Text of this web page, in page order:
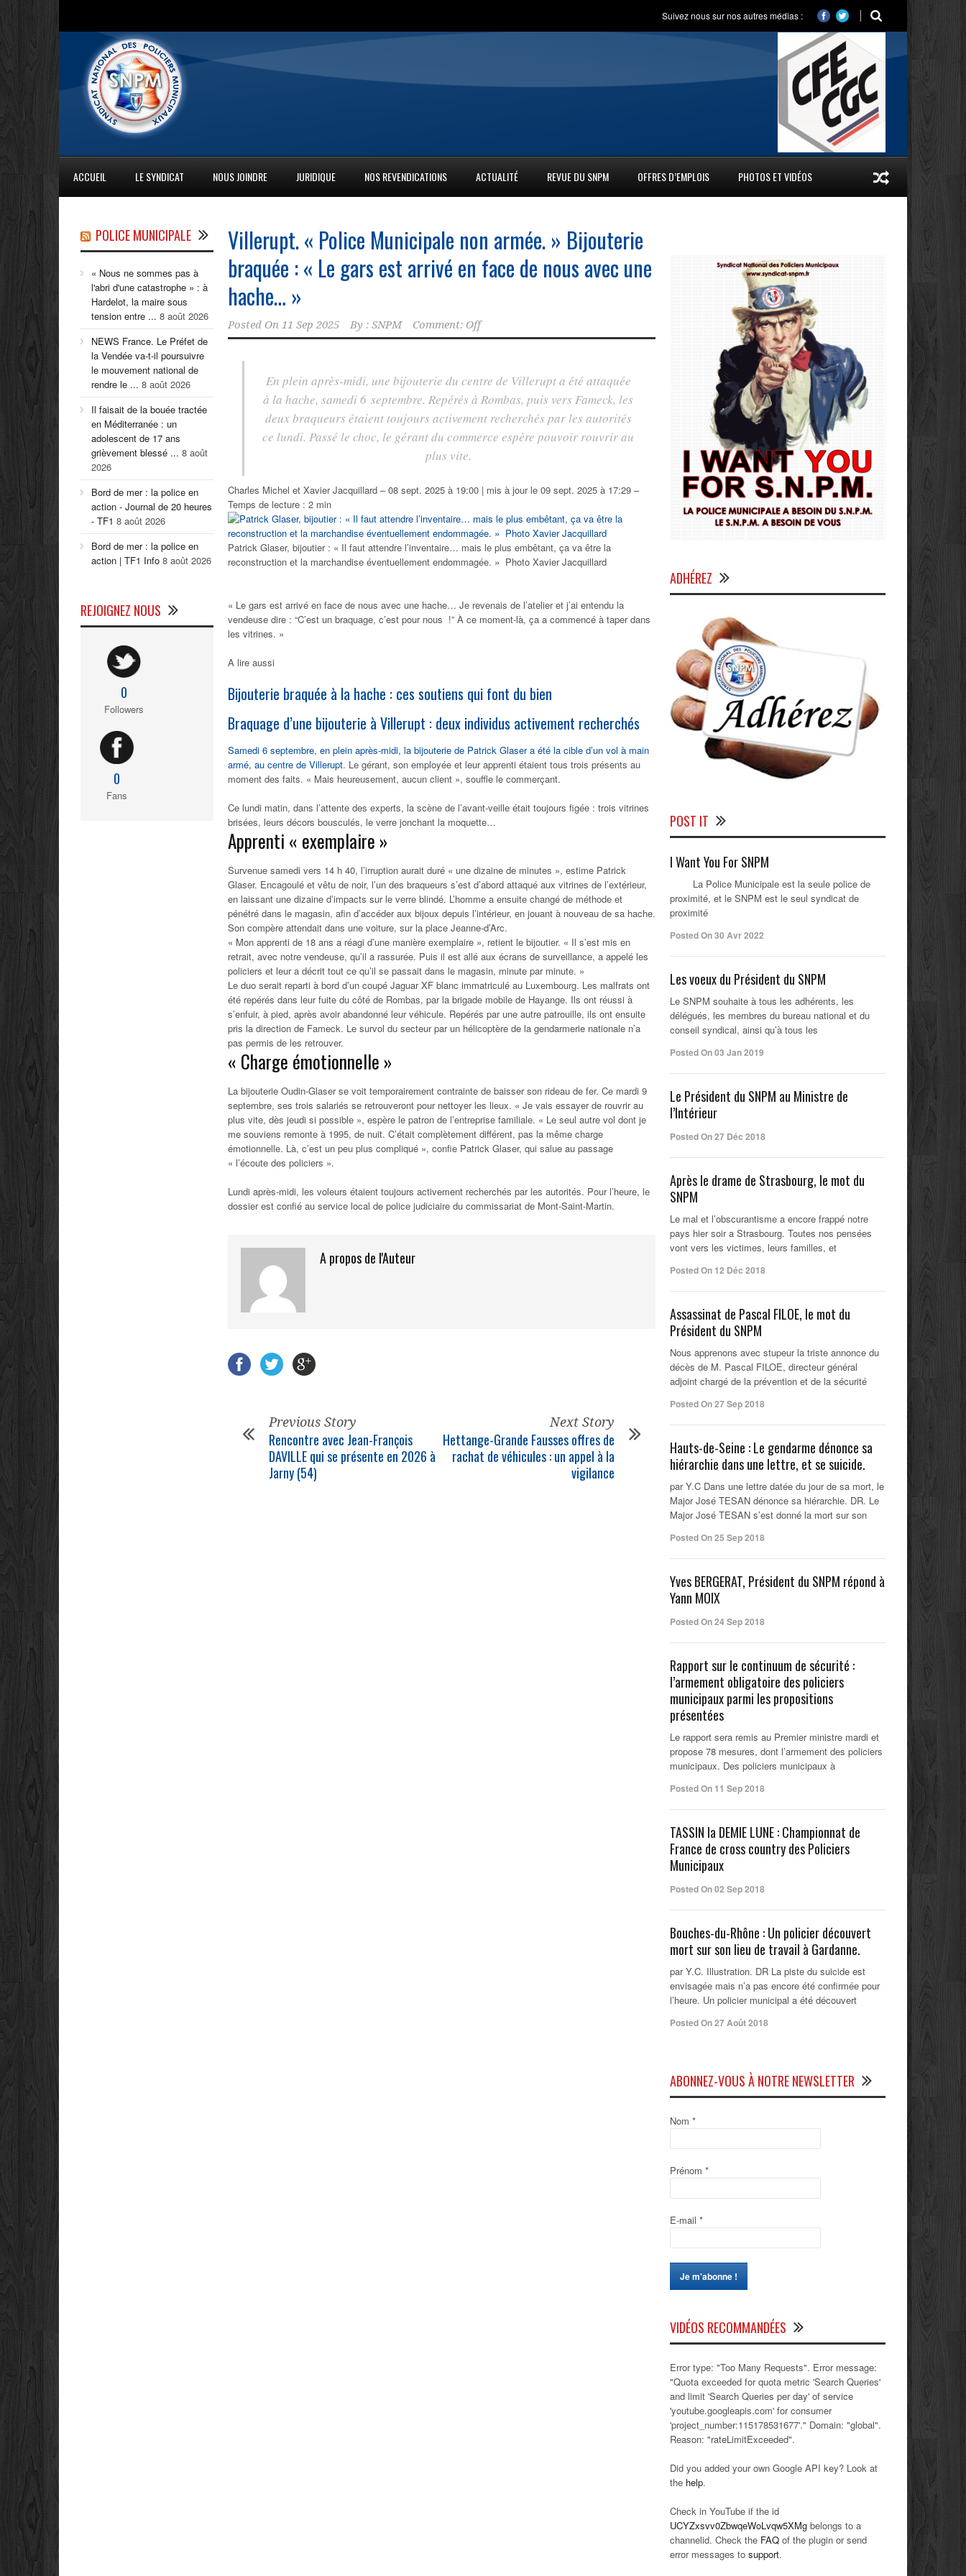
Suivez nous sur nos autres médias :
ACCUEIL LE SYNDICAT NOUS JOINDRE JURIDIQUE NOS REVENDICATIONS ACTUALITÉ REVUE DU SNPM OFFRES D’EMPLOIS PHOTOS ET VIDÉOS
Villerupt. « Police Municipale non armée. » Bijouterie
braquée : « Le gars est arrivé en face de nous avec une
hache… »
Posted On 11 Sep 2025 By : SNPM Comment: Off
En plein après-midi, une bijouterie du centre de Villerupt a été attaquée
à la hache, samedi 6 septembre. Repérés à Rombas, puis vers Fameck, les
deux braqueurs étaient toujours activement recherchés par les autorités
ce lundi. Passé le choc, le gérant du commerce espère pouvoir rouvrir au
plus vite.
Charles Michel et Xavier Jacquillard –08 sept. 2025 à 19:00 | mis à jour le 09 sept. 2025 à 17:29 –
Temps de lecture : 2 min
Patrick Glaser, bijoutier : « Il faut attendre l’inventaire… mais le plus embêtant, ça va être la
reconstruction et la marchandise éventuellement endommagée. » Photo Xavier Jacquillard
« Le gars est arrivé en face de nous avec une hache… Je revenais de l’atelier et j’ai entendu la
vendeuse dire : “C’est un braquage, c’est pour nous !” À ce moment-là, ça a commencé à taper dans
les vitrines. »
A lire aussi
Bijouterie braquée à la hache : ces soutiens qui font du bien
Braquage d’une bijouterie à Villerupt : deux individus activement recherchés
Samedi 6 septembre, en plein après-midi, la bijouterie de Patrick Glaser a été la cible d’un vol à main
armé, au centre de Villerupt. Le gérant, son employée et leur apprenti étaient tous trois présents au
moment des faits. « Mais heureusement, aucun client », souffle le commerçant.
Ce lundi matin, dans l’attente des experts, la scène de l’avant-veille était toujours figée : trois vitrines
brisées, leurs décors bousculés, le verre jonchant la moquette…
Apprenti « exemplaire »
Survenue samedi vers 14 h 40, l’irruption aurait duré « une dizaine de minutes », estime Patrick
Glaser. Encagoulé et vêtu de noir, l’un des braqueurs s’est d’abord attaqué aux vitrines de l’extérieur,
en laissant une dizaine d’impacts sur le verre blindé. L’homme a ensuite changé de méthode et
pénétré dans le magasin, afin d’accéder aux bijoux depuis l’intérieur, en jouant à nouveau de sa hache.
Son compère attendait dans une voiture, sur la place Jeanne-d’Arc.
« Mon apprenti de 18 ans a réagi d’une manière exemplaire », retient le bijoutier. « Il s’est mis en
retrait, avec notre vendeuse, qu’il a rassurée. Puis il est allé aux écrans de surveillance, a appelé les
policiers et leur a décrit tout ce qu’il se passait dans le magasin, minute par minute. »
Le duo serait reparti à bord d’un coupé Jaguar XF blanc immatriculé au Luxembourg. Les malfrats ont
été repérés dans leur fuite du côté de Rombas, par la brigade mobile de Hayange. Ils ont réussi à
s’enfuir, à pied, après avoir abandonné leur véhicule. Repérés par une autre patrouille, ils ont ensuite
pris la direction de Fameck. Le survol du secteur par un hélicoptère de la gendarmerie nationale n’a
pas permis de les retrouver.
« Charge émotionnelle »
La bijouterie Oudin-Glaser se voit temporairement contrainte de baisser son rideau de fer. Ce mardi 9
septembre, ses trois salariés se retrouveront pour nettoyer les lieux. « Je vais essayer de rouvrir au
plus vite, dès jeudi si possible », espère le patron de l’entreprise familiale. « Le seul autre vol dont je
me souviens remonte à 1995, de nuit. C’était complètement différent, pas la même charge
émotionnelle. Là, c’est un peu plus compliqué », confie Patrick Glaser, qui salue au passage
« l’écoute des policiers ».
Lundi après-midi, les voleurs étaient toujours activement recherchés par les autorités. Pour l’heure, le
dossier est confié au service local de police judiciaire du commissariat de Mont-Saint-Martin.
A propos de l'Auteur
Previous Story
Rencontre avec Jean-François
DAVILLE qui se présente en 2026 à
Jarny (54)
Next Story
Hettange-Grande Fausses offres de
rachat de véhicules : un appel à la
vigilance
POLICE MUNICIPALE
« Nous ne sommes pas à
l'abri d'une catastrophe » : à
Hardelot, la maire sous
tension entre ... 8 août 2026
NEWS France. Le Préfet de
la Vendée va-t-il poursuivre
le mouvement national de
rendre le ... 8 août 2026
Il faisait de la bouée tractée
en Méditerranée : un
adolescent de 17 ans
grièvement blessé ... 8 août
2026
Bord de mer : la police en
action - Journal de 20 heures
- TF1 8 août 2026
Bord de mer : la police en
action | TF1 Info 8 août 2026
REJOIGNEZ NOUS
0
Followers
0
Fans
ADHÉREZ
POST IT
I Want You For SNPM
La Police Municipale est la seule police de
proximité, et le SNPM est le seul syndicat de
proximité
Posted On 30 Avr 2022
Les voeux du Président du SNPM
Le SNPM souhaite à tous les adhérents, les
délégués, les membres du bureau national et du
conseil syndical, ainsi qu’à tous les
Posted On 03 Jan 2019
Le Président du SNPM au Ministre de
l’Intérieur
Posted On 27 Déc 2018
Après le drame de Strasbourg, le mot du
SNPM
Le mal et l’obscurantisme a encore frappé notre
pays hier soir a Strasbourg. Toutes nos pensées
vont vers les victimes, leurs familles, et
Posted On 12 Déc 2018
Assassinat de Pascal FILOE, le mot du
Président du SNPM
Nous apprenons avec stupeur la triste annonce du
décès de M. Pascal FILOE, directeur général
adjoint chargé de la prévention et de la sécurité
Posted On 27 Sep 2018
Hauts-de-Seine : Le gendarme dénonce sa
hiérarchie dans une lettre, et se suicide.
par Y.C Dans une lettre datée du jour de sa mort, le
Major José TESAN dénonce sa hiérarchie. DR. Le
Major José TESAN s’est donné la mort sur son
Posted On 25 Sep 2018
Yves BERGERAT, Président du SNPM répond à
Yann MOIX
Posted On 24 Sep 2018
Rapport sur le continuum de sécurité :
l’armement obligatoire des policiers
municipaux parmi les propositions
présentées
Le rapport sera remis au Premier ministre mardi et
propose 78 mesures, dont l’armement des policiers
municipaux. Des policiers municipaux à
Posted On 11 Sep 2018
TASSIN la DEMIE LUNE : Championnat de
France de cross country des Policiers
Municipaux
Posted On 02 Sep 2018
Bouches-du-Rhône : Un policier découvert
mort sur son lieu de travail à Gardanne.
par Y.C. Illustration. DR La piste du suicide est
envisagée mais n’a pas encore été confirmée pour
l’heure. Un policier municipal a été découvert
Posted On 27 Août 2018
ABONNEZ-VOUS À NOTRE NEWSLETTER
Nom *
Prénom *
E-mail *
VIDÉOS RECOMMANDÉES
Error type: "Too Many Requests". Error message:
"Quota exceeded for quota metric 'Search Queries'
and limit 'Search Queries per day' of service
'youtube.googleapis.com' for consumer
'project_number:115178531677'." Domain: "global".
Reason: "rateLimitExceeded".
Did you added your own Google API key? Look at
the help.
Check in YouTube if the id
UCYZxsvv0ZbwqeWoLvqw5XMg belongs to a
channelid. Check the FAQ of the plugin or send
error messages to support.